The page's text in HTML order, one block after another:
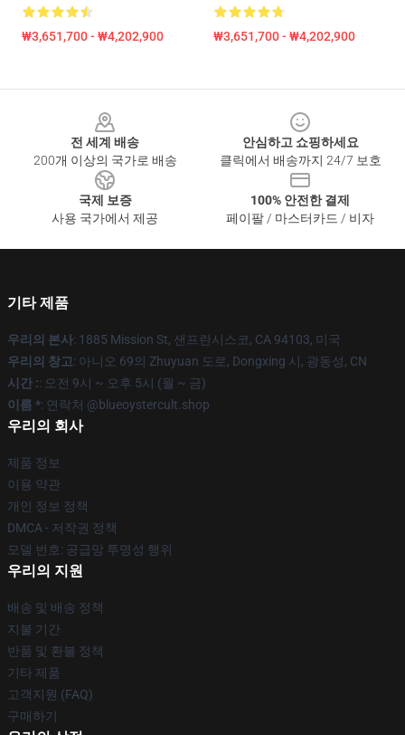
₩3,651,700 - ₩4,202,900 ₩3,651,700 - ₩4,202,900
전 세계 배송
200개 이상의 국가로 배송
안심하고 쇼핑하세요
클릭에서 배송까지 24/7 보호
국제 보증
사용 국가에서 제공
100% 안전한 결제
페이팔 / 마스터카드 / 비자
기타 제품
우리의 본사: 1885 Mission St, 샌프란시스코, CA 94103, 미국
우리의 창고: 아니오 69의 Zhuyuan 도로, Dongxing 시, 광동성, CN
시간 :: 오전 9시 ~ 오후 5시 (월 ~ 금)
이름 *: 연락처 @blueoystercult.shop
우리의 회사
제품 정보
이용 약관
개인 정보 정책
DMCA - 저작권 정책
모델 번호: 공급망 투명성 행위
우리의 지원
배송 및 배송 정책
지불 기간
반품 및 환불 정책
기타 제품
고객지원 (FAQ)
구매하기